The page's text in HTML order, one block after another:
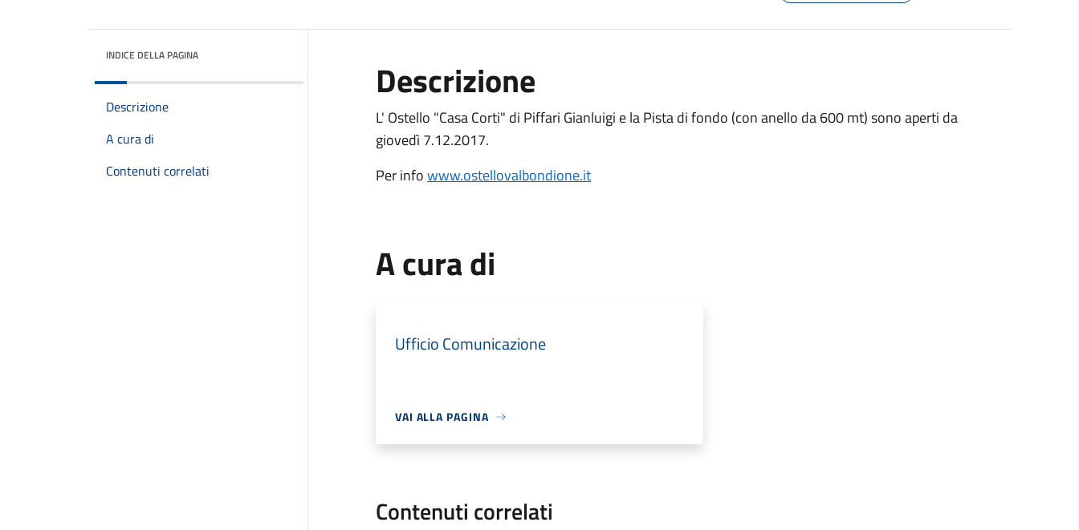
INDICE DELLA PAGINA
Descrizione
A cura di
Contenuti correlati
Descrizione
L' Ostello "Casa Corti" di Piffari Gianluigi e la Pista di fondo (con anello da 600 mt) sono aperti da
giovedì 7.12.2017.
Per infowww.ostellovalbondione.it
A cura di
Ufficio Comunicazione
VAI ALLA PAGINA
Contenuti correlati